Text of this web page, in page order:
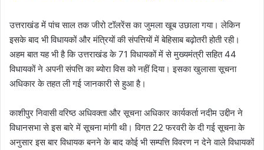
उत्तराखंड में पांच साल तक जीरो टॉलरेंस का जुमला खूब उछाला गया। लेकिन
इसके बाद भी विधायकों और मंत्रियों की संपत्तियों में बेहिसाब बढ़ोतरी होती रही।
अहम बात यह भी है कि उत्तराखंड के 71 विधायकों में से मुख्यमंत्री सहित 44
विधायकों ने अपनी संपत्ति का ब्योरा विस को नहीं दिया। इसका खुलासा सूचना
अधिकार के तहत ली गई जानकारी से हुआ है।
काशीपुर निवासी वरिष्ठ अधिवक्ता और सूचना अधिकार कार्यकर्ता नदीम उद्दीन ने
विधानसभा से इस बारे में सूचना मांगी थी। विगत 22 फरवरी के दी गई सूचना के
अनुसार इस बार विधायक बनने के बाद कोई भी सम्पत्ति विवरण न देने वाले विधायकों